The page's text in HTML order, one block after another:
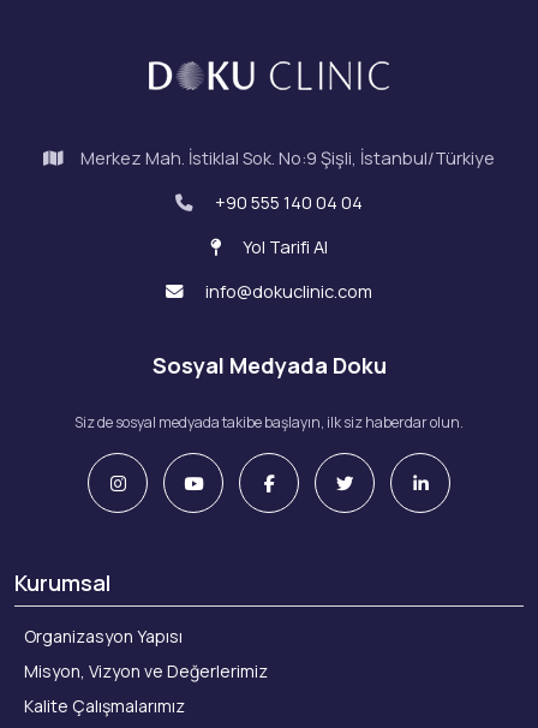
Merkez Mah. İstiklal Sok. No:9 Şişli, İstanbul/Türkiye
+90 555 140 04 04
Yol Tarifi Al
info@dokuclinic.com
Sosyal Medyada Doku
Siz de sosyal medyada takibe başlayın, ilk siz haberdar olun.
Kurumsal
Organizasyon Yapısı
Misyon, Vizyon ve Değerlerimiz
Kalite Çalışmalarımız